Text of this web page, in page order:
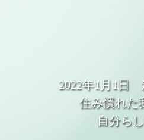
2022年1月1日
住み慣れた
自分らし